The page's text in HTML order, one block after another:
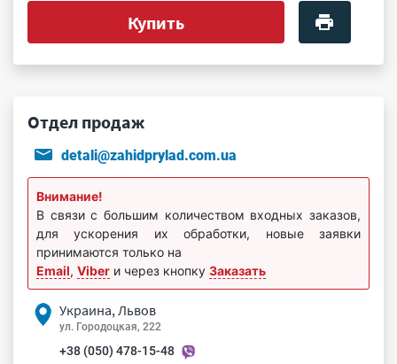
Купить
Отдел продаж
detali@zahidprylad.com.ua
Внимание!
В связи с большим количеством входных заказов,
для ускорения их обработки, новые заявки
принимаются только на
Email, Viber и через кнопку Заказать
Украина, Львов
ул. Городоцкая, 222
+38 (050) 478-15-48